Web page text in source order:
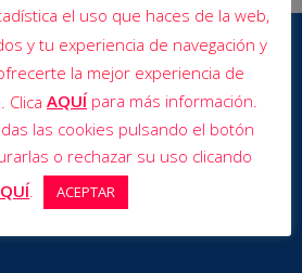
el uso que haces de la web,
y tu experiencia de navegación y
la mejor experiencia de
Clica AQUÍpara más información.
las cookies pulsando el botón
o rechazar su uso clicando
. ACEPTAR